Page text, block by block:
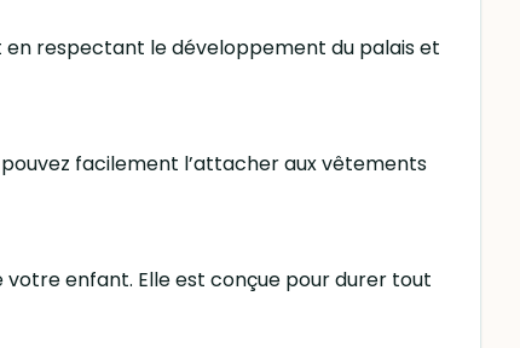
respectant le développement du palais et
facilement l’attacher aux vêtements
votre enfant. Elle est conçue pour durer tout